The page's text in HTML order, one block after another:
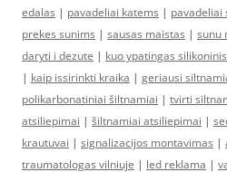
edalas | pavadeliai katems | pavadeliai
prekes sunims | sausas maistas | sunu
daryti i dezute | kuo ypatingas
| kaip issirinkti kraika | geriausi
polikarbonatiniai šiltnamiai | tvirti
atsiliepimai | šiltnamiai atsiliepimai |
krautuvai | signalizacijos montavimas |
traumatologas vilniuje | led reklama |